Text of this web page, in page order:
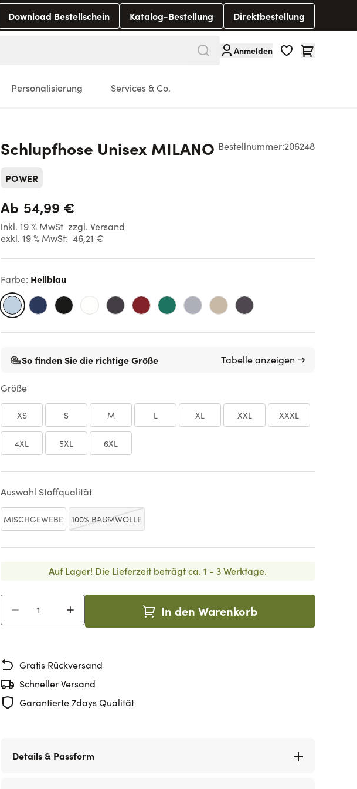
Download Bestellschein Katalog-Bestellung Direktbestellung
Anmelden Warenkorb
Personalisierung Services & Co.
Bestellnummer:206248
Schlupfhose Unisex MILANO
POWER
Ab 54,99 €
inkl. 19 % MwSt zzgl. Versand
exkl. 19 % MwSt: 46,21 €
Farbe: Hellblau
So finden Sie die richtige Größe Tabelle anzeigen →
Größe
XS S M L XL XXL XXXL
4XL 5XL 6XL
Auswahl Stoffqualität
MISCHGEWEBE 100% BAUMWOLLE
Auf Lager! Die Lieferzeit beträgt ca. 1 - 3 Werktage.
In den Warenkorb
Gratis Rückversand
Schneller Versand
Garantierte 7days Qualität
Details & Passform